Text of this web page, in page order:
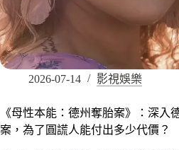
2026-07-14 影視娛樂
《母性本能：德州奪胎案》：深入
案，為了圓謊人能付出多少代價？